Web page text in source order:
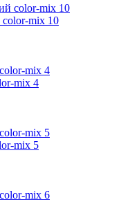
color-mix 10
mix 4
mix 5